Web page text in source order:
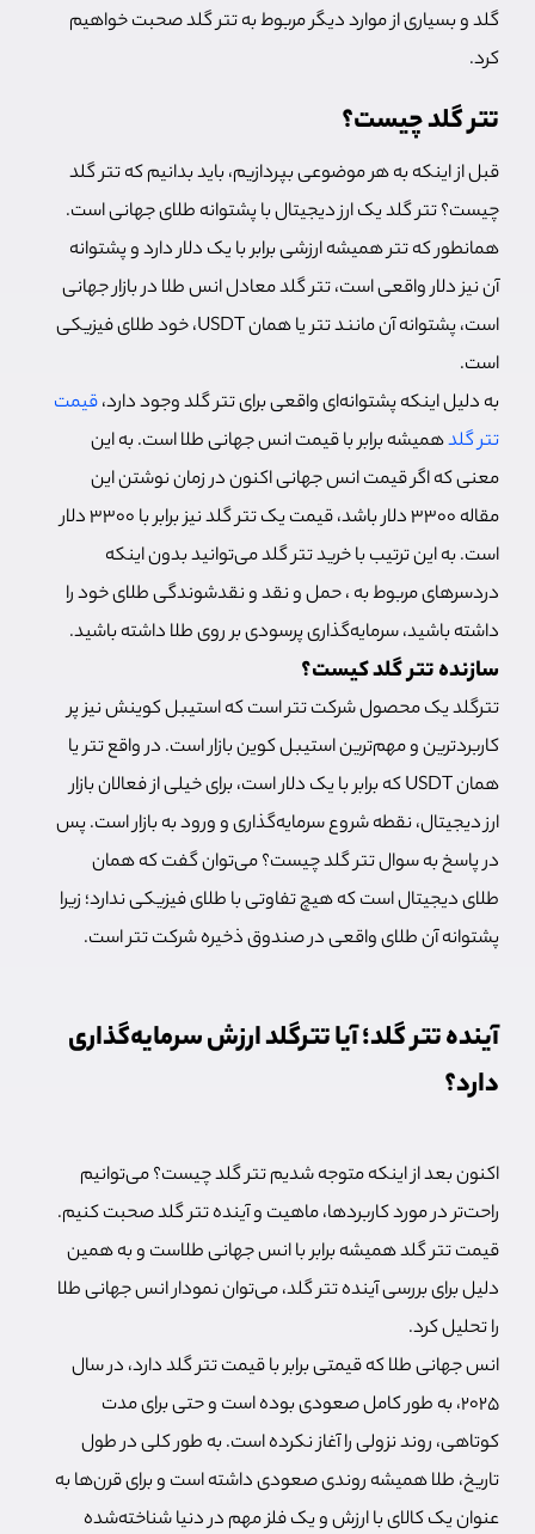
گلد و بسیاری از موارد دیگر مربوط به تتر گلد صحبت خواهیم
کرد.
تتر گلد چیست؟
قبل از اینکه به هر موضوعی بپردازیم، باید بدانیم که تتر گلد
چیست؟ تتر گلد یک ارز دیجیتال با پشتوانه طلای جهانی است.
همانطور که تتر همیشه ارزشی برابر با یک دلار دارد و پشتوانه
آن نیز دلار واقعی است، تتر گلد معادل انس طلا در بازار جهانی
است، پشتوانه آن مانند تتر یا همان USDT، خود طلای فیزیکی
است.
به دلیل اینکه پشتوانه‌ای واقعی برای تتر گلد وجود دارد،قیمت
تتر گلدهمیشه برابر با قیمت انس جهانی طلا است. به این
معنی که اگر قیمت انس جهانی اکنون در زمان نوشتن این
مقاله 3300 دلار باشد، قیمت یک تتر گلد نیز برابر با 3300 دلار
است. به این ترتیب با خرید تتر گلد می‌توانید بدون اینکه
دردسرهای مربوط به ، حمل و نقد و نقدشوندگی طلای خود را
داشته باشید، سرمایه‌گذاری پرسودی بر روی طلا داشته باشید.
سازنده تتر گلد کیست؟
تترگلد یک محصول شرکت تتر است که استیبل کوینش نیز پر
کاربردترین و مهم‌ترین استیبل کوین بازار است. در واقع تتر یا
همان USDT که برابر با یک دلار است، برای خیلی از فعالان بازار
ارز دیجیتال، نقطه شروع سرمایه‌گذاری و ورود به بازار است. پس
در پاسخ به سوال تتر گلد چیست؟ می‌توان گفت که همان
طلای دیجیتال است که هیچ تفاوتی با طلای فیزیکی ندارد؛ زیرا
پشتوانه آن طلای واقعی در صندوق ذخیره شرکت تتر است.
آینده تتر گلد؛ آیا تترگلد ارزش سرمایه‌گذاری
دارد؟
اکنون بعد از اینکه متوجه شدیم تتر گلد چیست؟ می‌توانیم
راحت‌تر در مورد کاربردها، ماهیت و آینده تتر گلد صحبت کنیم.
قیمت تتر گلد همیشه برابر با انس جهانی طلاست و به همین
دلیل برای بررسی آینده تتر گلد، می‌توان نمودار انس جهانی طلا
را تحلیل کرد.
انس جهانی طلا که قیمتی برابر با قیمت تتر گلد دارد، در سال
2025، به طور کامل صعودی بوده است و حتی برای مدت
کوتاهی، روند نزولی را آغاز نکرده است. به طور کلی در طول
تاریخ، طلا همیشه روندی صعودی داشته است و برای قرن‌ها به
عنوان یک کالای با ارزش و یک فلز مهم در دنیا شناخته‌شده